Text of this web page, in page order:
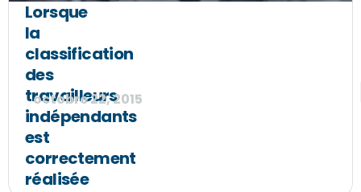
Lorsque
la
classification
des
travailleurs
indépendants
est
correctement
réalisée
octobre 22, 2015